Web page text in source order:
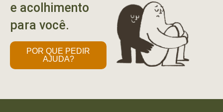
e acolhimento
para você.
POR QUE PEDIR
AJUDA?